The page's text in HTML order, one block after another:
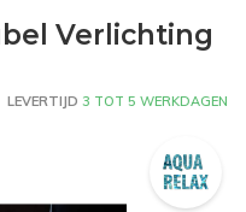
Verlichting
LEVERTIJD 3 TOT 5 WERKDAGEN